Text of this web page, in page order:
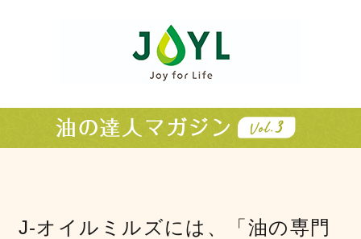
J-オイルミルズには、「油の専門